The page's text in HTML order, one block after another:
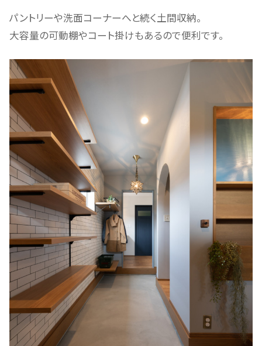
パントリーや洗面コーナーへと続く土間収納。
大容量の可動棚やコート掛けもあるので便利です。